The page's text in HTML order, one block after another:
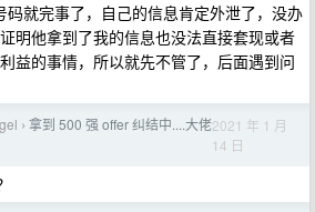
码就完事了，自己的信息肯定外泄了，没办
明他拿到了我的信息也没法直接套现或者
益的事情，所以就先不管了，后面遇到问
› 拿到 500 强 offer 纠结中....大佬2021 年 1 月
14 日